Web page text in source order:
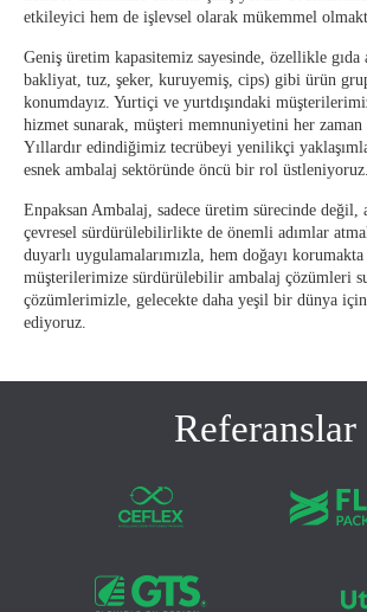
etkileyici hem de işlevsel olarak mükemmel
Geniş üretim kapasitemiz sayesinde, özellikle gıda
bakliyat, tuz, şeker, kuruyemiş, cips) gibi ürün
konumdayız. Yurtiçi ve yurtdışındaki
hizmet sunarak, müşteri memnuniyetini her zaman
Yıllardır edindiğimiz tecrübeyi yenilikçi
esnek ambalaj sektöründe öncü bir rol üstleniyoruz.
Enpaksan Ambalaj, sadece üretim sürecinde değil,
çevresel sürdürülebilirlikte de önemli adımlar
duyarlı uygulamalarımızla, hem doğayı
müşterilerimize sürdürülebilir ambalaj çözümleri
çözümlerimizle, gelecekte daha yeşil bir dünya için
ediyoruz.
Referanslar